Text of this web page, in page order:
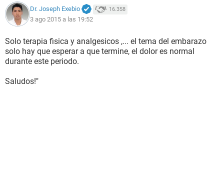
Dr. Joseph Exebio 16.358
3 ago 2015 a las 19:52
Solo terapia fisica y analgesicos ,... el tema del embarazo
solo hay que esperar a que termine, el dolor es normal
durante este periodo.
Saludos!"